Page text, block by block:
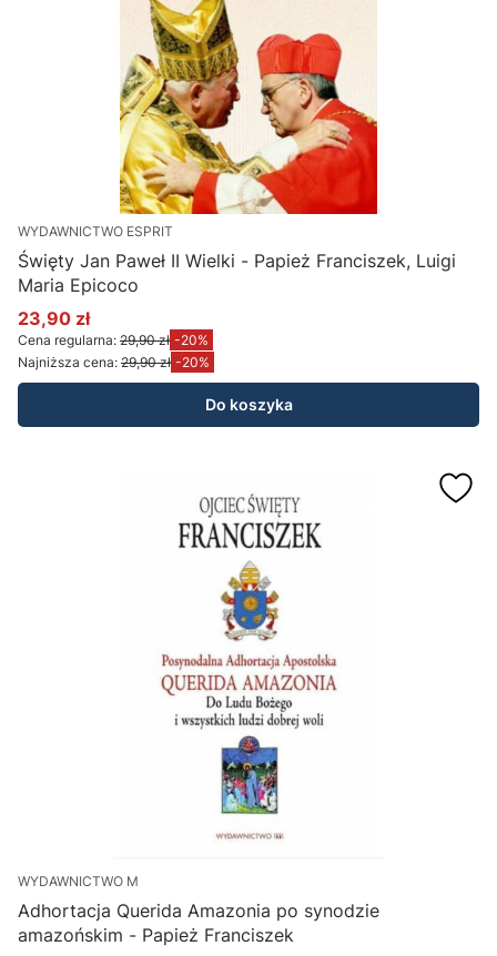
WYDAWNICTWO ESPRIT
Święty Jan Paweł II Wielki - Papież Franciszek, Luigi
Maria Epicoco
Cena promocyjna
23,90 zł
Cena regularna: 29,90 zł -20%
Najniższa cena: 29,90 zł -20%
Do koszyka
WYDAWNICTWO M
Adhortacja Querida Amazonia po synodzie
amazońskim - Papież Franciszek